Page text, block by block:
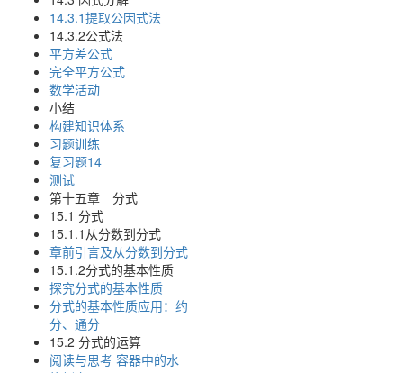
14.3.1提取公因式法
14.3.2公式法
平方差公式
完全平方公式
数学活动
小结
构建知识体系
习题训练
复习题14
测试
第十五章 分式
15.1 分式
15.1.1从分数到分式
章前引言及从分数到分式
15.1.2分式的基本性质
探究分式的基本性质
分式的基本性质应用：约
分、通分
15.2 分式的运算
阅读与思考 容器中的水